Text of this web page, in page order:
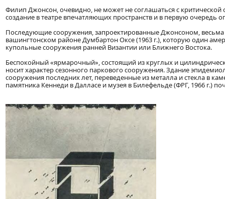
Филип Джонсон, очевидно, не может не соглашаться с критической
создание в театре впечатляющих пространств и в первую
Последующие сооружения, запроектированные Джонсоном,
вашингтонском районе Думбартон Оксе (1963 г.), которую один
купольные сооружения ранней Византии или Ближнего Востока.
Беспокойный «ярмарочный», состоящий из круглых и
носит характер сезонного паркового сооружения. Здание
сооружения последних лет, переведенные из металла и стекла в
памятника Кеннеди в Далласе и музея в Билефельде (ФРГ, 1966 г.)